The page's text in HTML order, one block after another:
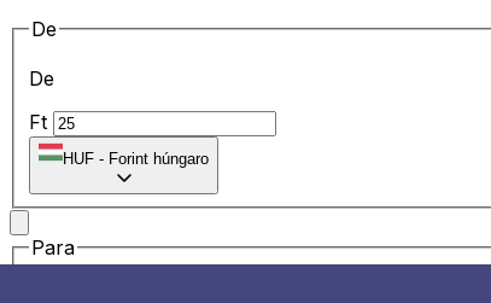
De
De
Ft
HUF - Forint húngaro
Para